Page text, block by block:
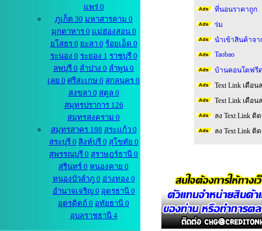
แพร่ 0
ภูเก็ต 30 มหาสารคาม 0
มุกดาหาร 0 แม่ฮ่องสอน 0
ยโสธร 0 ยะลา 0 ร้อยเอ็ด 0
ระนอง 0 ระยอง 1 ราชบุรี 0
ลพบุรี 0 ลำปาง 0 ลำพูน 0
เลย 0 ศรีสะเกษ 0 สกลนคร 0
สงขลา 0 สตูล 0
สมุทรปราการ 126
สมุทรสงคราม 0
สมุทรสาคร 198 สระแก้ว 0
สระบุรี 0 สิงห์บุรี 0 สุโขทัย 0
สุพรรณบุรี 0 สุราษฎร์ธานี 0
สุรินทร์ 0 หนองคาย 0
หนองบัวลำภู 0 อ่างทอง 0
อำนาจเจริญ 0 อุดรธานี 0
อุตรดิตถ์ 0 อุทัยธานี 0
อุบลราชธานี 4
ที่นอนราคาถูก
ร่ม
นำเข้าสินค้าจา
Taobao
บ้านคอนโดฟรี
Text Link เดือน
Text Link เดือน
ลง Text Link ติด
ลง Text Link ติด